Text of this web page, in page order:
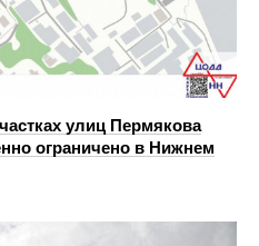
улиц Пермякова
ограничено в Нижнем